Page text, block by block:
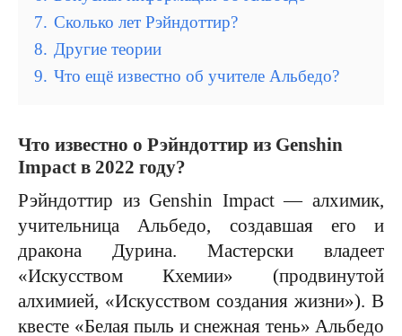
7. Сколько лет Рэйндоттир?
8. Другие теории
9. Что ещё известно об учителе Альбедо?
Что известно о Рэйндоттир из Genshin
Impact в 2022 году?
Рэйндоттир из Genshin Impact — алхимик,
учительница Альбедо, создавшая его и
дракона Дурина. Мастерски владеет
«Искусством Кхемии» (продвинутой
алхимией, «Искусством создания жизни»). В
квесте «Белая пыль и снежная тень» Альбедо